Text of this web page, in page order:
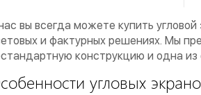
вы всегда можете купить
и фактурных решениях. Мы
конструкцию и одна из
угловых